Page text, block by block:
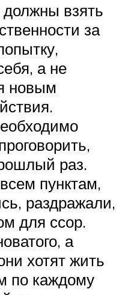
взять
за
а не
новым
раз.
пунктам,
раздражали,
для ссор.
а
хотят жить
по каждому